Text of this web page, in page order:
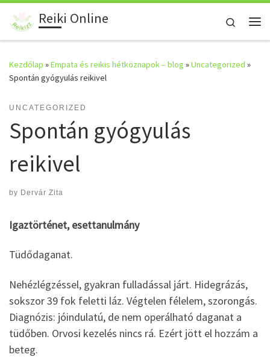
Skip to content
Reiki Online
Search
Kezdőlap »Empata és reikis hétköznapok – blog »Uncategorized »
Spontán gyógyulás reikivel
UNCATEGORIZED
Spontán gyógyulás
reikivel
by Dervár Zita
Igaztörténet, esettanulmány
Tüdődaganat.
Nehézlégzéssel, gyakran fulladással járt. Hidegrázás,
sokszor 39 fok feletti láz. Végtelen félelem, szorongás.
Diagnózis: jóindulatú, de nem operálható daganat a
tüdőben. Orvosi kezelés nincs rá. Ezért jött el hozzám a
beteg.